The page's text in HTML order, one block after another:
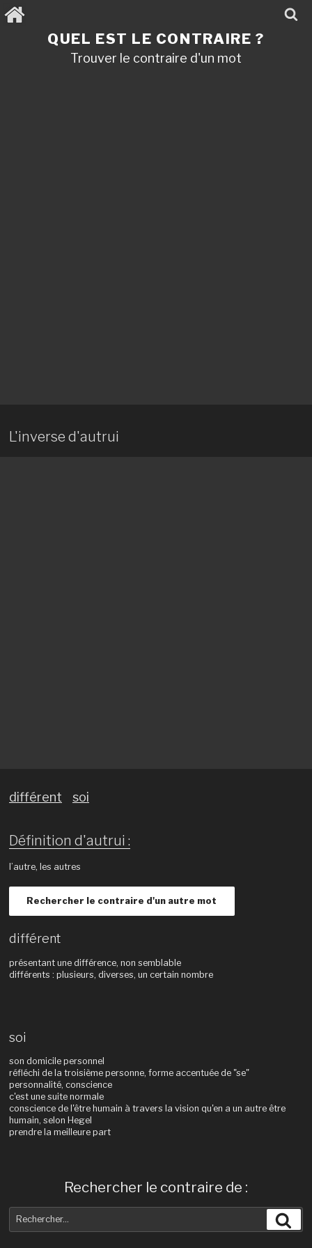
Aller
au
QUEL EST LE CONTRAIRE ?
Trouver le contraire d'un mot
L'inverse d'autrui
différent soi
Définition d'autrui :
l’autre, les autres
Rechercher le contraire d'un autre mot
différent
présentant une différence, non semblable
différents : plusieurs, diverses, un certain nombre
soi
son domicile personnel
réfléchi de la troisième personne, forme accentuée de "se"
personnalité, conscience
c'est une suite normale
conscience de l'être humain à travers la vision qu'en a un autre être
humain, selon Hegel
prendre la meilleure part
Rechercher le contraire de :
pour